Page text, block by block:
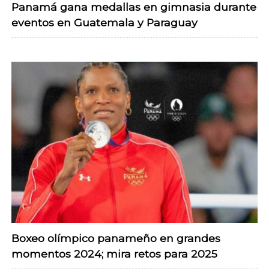
Panamá gana medallas en gimnasia durante
eventos en Guatemala y Paraguay
Boxeo olímpico panameño en grandes
momentos 2024; mira retos para 2025